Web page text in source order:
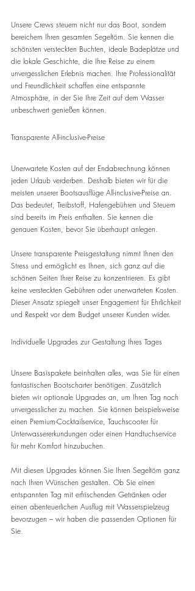
Unsere Crews steuern nicht nur das Boot, sondern
bereichern Ihren gesamten Segeltörn. Sie kennen die
schönsten versteckten Buchten, ideale Badeplätze und
die lokale Geschichte, die Ihre Reise zu einem
unvergesslichen Erlebnis machen. Ihre Professionalität
und Freundlichkeit schaffen eine entspannte
Atmosphäre, in der Sie Ihre Zeit auf dem Wasser
unbeschwert genießen können.
Transparente All-inclusive-Preise
Unerwartete Kosten auf der Endabrechnung können
jeden Urlaub verderben. Deshalb bieten wir für die
meisten unserer Bootsausflüge All-inclusive-Preise an.
Das bedeutet, Treibstoff, Hafengebühren und Steuern
sind bereits im Preis enthalten. Sie kennen die
genauen Kosten, bevor Sie überhaupt anlegen.
Unsere transparente Preisgestaltung nimmt Ihnen den
Stress und ermöglicht es Ihnen, sich ganz auf die
schönen Seiten Ihrer Reise zu konzentrieren. Es gibt
keine versteckten Gebühren oder unerwarteten Kosten.
Dieser Ansatz spiegelt unser Engagement für Ehrlichkeit
und Respekt vor dem Budget unserer Kunden wider.
Individuelle Upgrades zur Gestaltung Ihres Tages
Unsere Basispakete beinhalten alles, was Sie für einen
fantastischen Bootscharter benötigen. Zusätzlich
bieten wir optionale Upgrades an, um Ihren Tag noch
unvergesslicher zu machen. Sie können beispielsweise
einen Premium-Cocktailservice, Tauchscooter für
Unterwassererkundungen oder einen Handtuchservice
für mehr Komfort hinzubuchen.
Mit diesen Upgrades können Sie Ihren Segeltörn ganz
nach Ihren Wünschen gestalten. Ob Sie einen
entspannten Tag mit erfrischenden Getränken oder
einen abenteuerlichen Ausflug mit Wasserspielzeug
bevorzugen – wir haben die passenden Optionen für
Sie.